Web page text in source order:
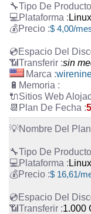
Linux
$ 4,00/
sin
Linux
$ 16,61/
1.000